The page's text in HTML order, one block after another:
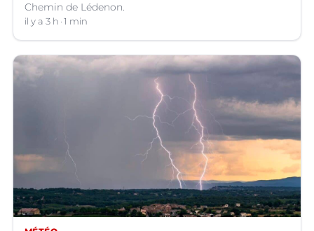
Chemin de Lédenon.
il y a 3 h 1 min